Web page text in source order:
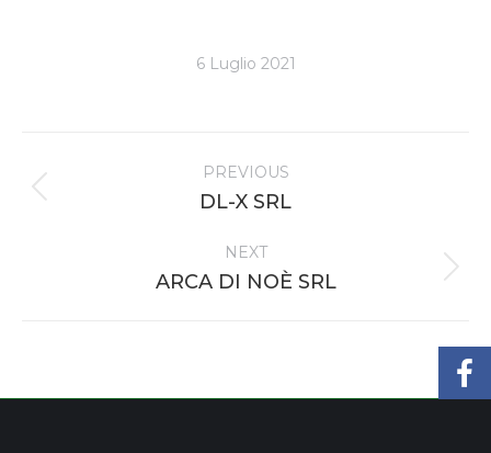
6 Luglio 2021
navigation
PREVIOUS
Previous
DL-X SRL
NEXT
Next
ARCA DI NOÈ SRL